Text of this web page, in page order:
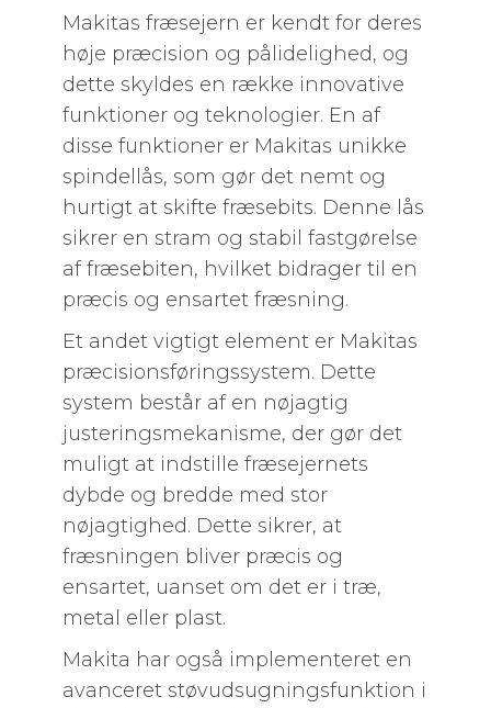
Makitas fræsejern er kendt for deres
høje præcision og pålidelighed, og
dette skyldes en række innovative
funktioner og teknologier. En af
disse funktioner er Makitas unikke
spindellås, som gør det nemt og
hurtigt at skifte fræsebits. Denne lås
sikrer en stram og stabil fastgørelse
af fræsebiten, hvilket bidrager til en
præcis og ensartet fræsning.
Et andet vigtigt element er Makitas
præcisionsføringssystem. Dette
system består af en nøjagtig
justeringsmekanisme, der gør det
muligt at indstille fræsejernets
dybde og bredde med stor
nøjagtighed. Dette sikrer, at
fræsningen bliver præcis og
ensartet, uanset om det er i træ,
metal eller plast.
Makita har også implementeret en
avanceret støvudsugningsfunktion i